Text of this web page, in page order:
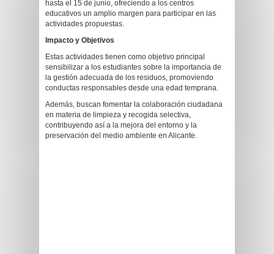
hasta el 15 de junio, ofreciendo a los centros
educativos un amplio margen para participar en las
actividades propuestas.
Impacto y Objetivos
Estas actividades tienen como objetivo principal
sensibilizar a los estudiantes sobre la importancia de
la gestión adecuada de los residuos, promoviendo
conductas responsables desde una edad temprana.
Además, buscan fomentar la colaboración ciudadana
en materia de limpieza y recogida selectiva,
contribuyendo así a la mejora del entorno y la
preservación del medio ambiente en Alicante.